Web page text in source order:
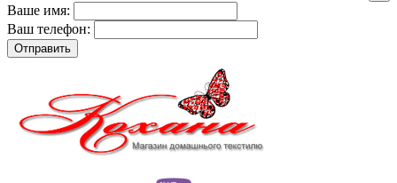
Ваше имя:
Ваш телефон:
Отправить